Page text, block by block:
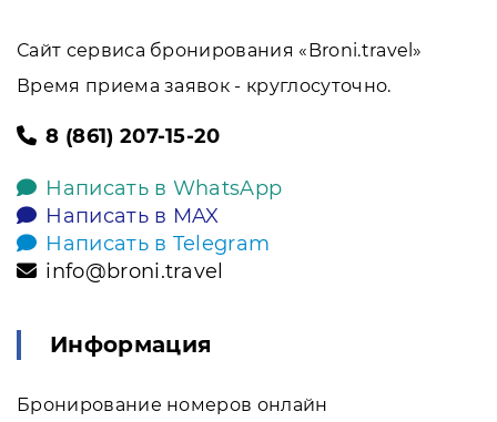
Сайт сервиса бронирования «Broni.travel»
Время приема заявок - круглосуточно.
8 (861) 207-15-20
Написать в WhatsApp
Написать в MAX
Написать в Telegram
info@broni.travel
Информация
Бронирование номеров онлайн